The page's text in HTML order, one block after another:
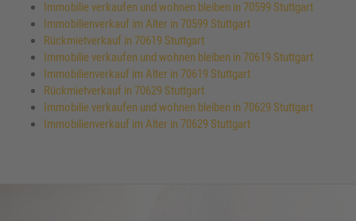
Immobilie verkaufen und wohnen bleiben in 70599 Stuttgart
Immobilienverkauf im Alter in 70599 Stuttgart
Rückmietverkauf in 70619 Stuttgart
Immobilie verkaufen und wohnen bleiben in 70619 Stuttgart
Immobilienverkauf im Alter in 70619 Stuttgart
Rückmietverkauf in 70629 Stuttgart
Immobilie verkaufen und wohnen bleiben in 70629 Stuttgart
Immobilienverkauf im Alter in 70629 Stuttgart